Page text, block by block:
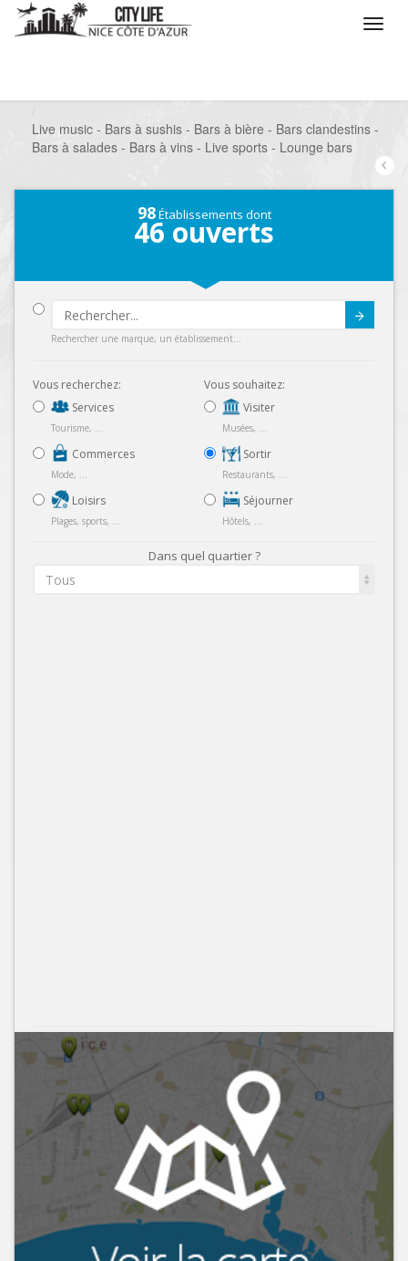
Live music - Bars à sushis - Bars à bière - Bars clandestins -
Bars à salades - Bars à vins - Live sports - Lounge bars
98Établissements dont
46 ouverts
Rechercher une marque, un établissement...
Vous recherchez:
Services
Tourisme, ...
Commerces
Mode, ...
Loisirs
Plages, sports, ...
Vous souhaitez:
Visiter
Musées, ...
Sortir
Restaurants, ...
Séjourner
Hôtels, ...
Dans quel quartier ?
Tous